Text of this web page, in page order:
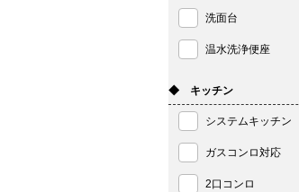
洗面台
温水洗浄便座
◆ キッチン
システムキッチン
ガスコンロ対応
2口コンロ